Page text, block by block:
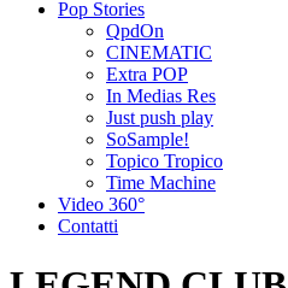
Pop Stories
QpdOn
CINEMATIC
Extra POP
In Medias Res
Just push play
SoSample!
Topico Tropico
Time Machine
Video 360°
Contatti